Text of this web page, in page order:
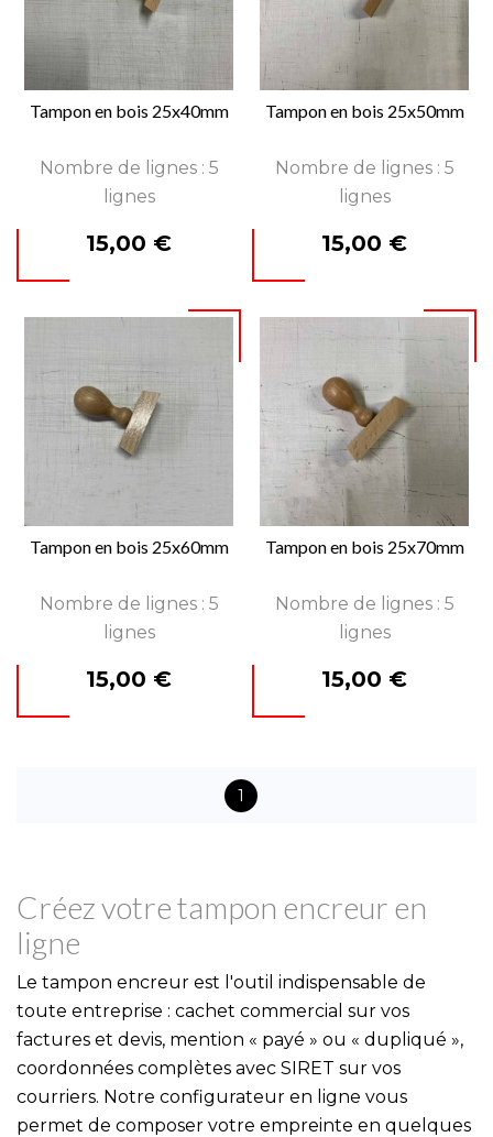
Tampon en bois 25x40mm
Nombre de lignes : 5
lignes
Prix
15,00 €
Tampon en bois 25x50mm
Nombre de lignes : 5
lignes
Prix
15,00 €
Tampon en bois 25x60mm
Nombre de lignes : 5
lignes
Prix
15,00 €
Tampon en bois 25x70mm
Nombre de lignes : 5
lignes
Prix
15,00 €
1
Créez votre tampon encreur en
ligne
Le tampon encreur est l'outil indispensable de
toute entreprise : cachet commercial sur vos
factures et devis, mention « payé » ou « dupliqué »,
coordonnées complètes avec SIRET sur vos
courriers. Notre configurateur en ligne vous
permet de composer votre empreinte en quelques